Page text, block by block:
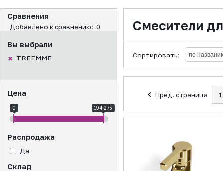
Сравнения
Добавлено к сравнению: 0
Вы выбрали
TREEMME
Цена
0 194 275
Распродажа
Да
Склад
Смесители
Сортировать:
Пред. страница 1